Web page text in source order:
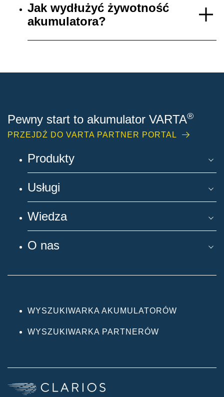
Jak wydłużyć żywotność
akumulatora?
Pewny start to akumulator VARTA®
PRZEJDŹ DO VARTA PARTNER PORTAL
Produkty
Usługi
Wiedza
O nas
WYSZUKIWARKA AKUMULATORÓW
WYSZUKIWARKA PARTNERÓW